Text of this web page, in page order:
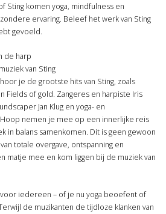
Sting komen yoga, mindfulness en
ervaring. Beleef het werk van Sting
gevoeld.
de harp
van Sting
je de grootste hits van Sting, zoals
Fields of gold. Zangeres en harpiste Iris
Jan Klug en yoga- en
nemen je mee op een innerlijke reis
in balans samenkomen. Dit is geen gewoon
totale overgave, ontspanning en
matje mee en kom liggen bij de muziek van
iedereen – of je nu yoga beoefent of
de muzikanten de tijdloze klanken van